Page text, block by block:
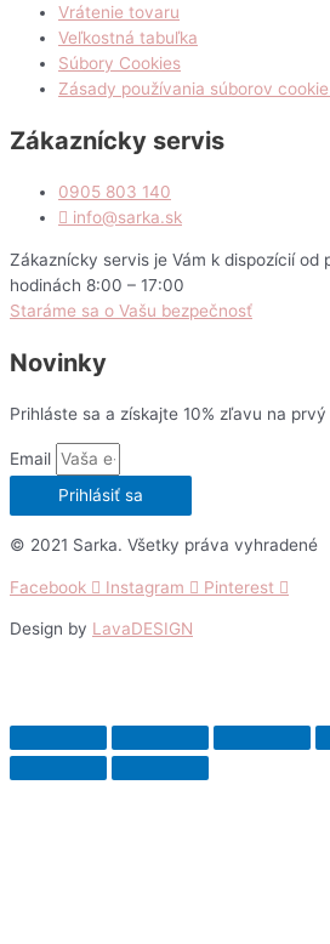
Vrátenie tovaru
Veľkostná tabuľka
Súbory Cookies
Zásady používania súborov cookie
Zákaznícky servis
0905 803 140
info@sarka.sk
Zákaznícky servis je Vám k dispozícií od
hodinách 8:00 – 17:00
Staráme sa o Vašu bezpečnosť
Novinky
Prihláste sa a získajte 10% zľavu na
Email
Prihlásiť sa
© 2021 Sarka. Všetky práva vyhradené
Facebook Instagram Pinterest
Design by LavaDESIGN